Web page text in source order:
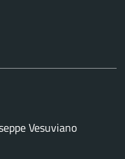
Vesuviano